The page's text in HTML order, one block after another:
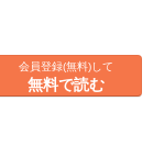
会員登録(無料)して
無料で読む